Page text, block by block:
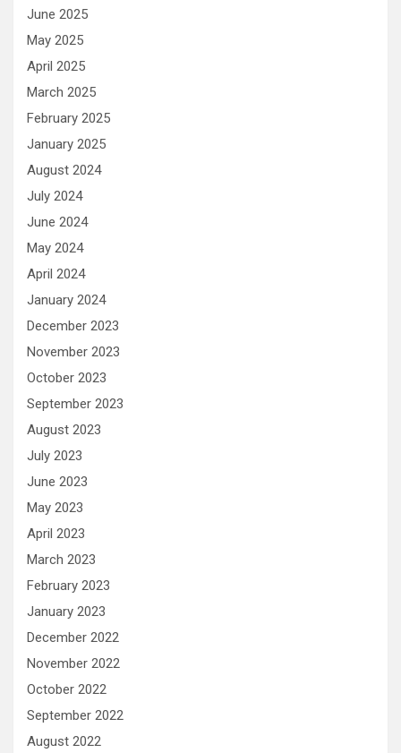
June 2025
May 2025
April 2025
March 2025
February 2025
January 2025
August 2024
July 2024
June 2024
May 2024
April 2024
January 2024
December 2023
November 2023
October 2023
September 2023
August 2023
July 2023
June 2023
May 2023
April 2023
March 2023
February 2023
January 2023
December 2022
November 2022
October 2022
September 2022
August 2022